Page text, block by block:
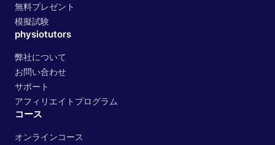
無料プレゼント
模擬試験
physiotutors
弊社について
お問い合わせ
サポート
アフィリエイトプログラム
コース
オンラインコース